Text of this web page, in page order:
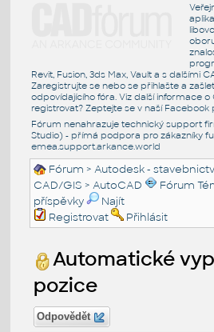
Revit, Fusion, 3ds Max, Vault a s dalšími
Zaregistrujte se nebo se přihlašte a
odpovídajícího fóra. Viz další informace o
registrovat? Zeptejte se v naší Facebook
Fórum nenahrazuje technický support
Studio) - přímá podpora pro zákazníky
emea.support.arkance.world
Fórum >Autodesk -
CAD/GIS >AutoCAD Fórum
příspěvky
Najít
Registrovat
Přihlásit
Automatické
pozice
Odpovědět